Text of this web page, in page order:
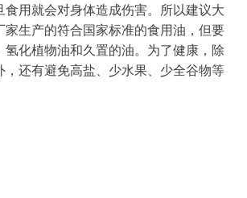
食用就会对身体造成伤害。所以建议大
家生产的符合国家标准的食用油，但要
氢化植物油和久置的油。为了健康，除
，还有避免高盐、少水果、少全谷物等